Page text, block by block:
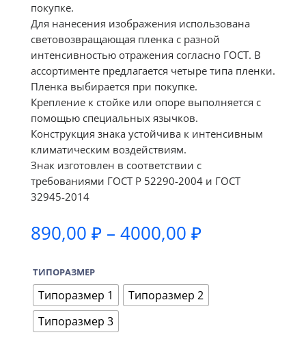
покупке.
Для нанесения изображения использована
световозвращающая пленка с разной
интенсивностью отражения согласно ГОСТ. В
ассортименте предлагается четыре типа пленки.
Пленка выбирается при покупке.
Крепление к стойке или опоре выполняется с
помощью специальных язычков.
Конструкция знака устойчива к интенсивным
климатическим воздействиям.
Знак изготовлен в соответствии с
требованиями ГОСТ Р 52290-2004 и ГОСТ
32945-2014
890,00 ₽ – 4000,00 ₽Диапазон
–
4000,00 ₽
ТИПОРАЗМЕР
Типоразмер 1
Типоразмер 2
Типоразмер 3